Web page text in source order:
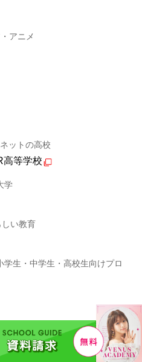
アニメ
ットの高校
高等学校
学
い教育
生・中学生・高校生向けプロ